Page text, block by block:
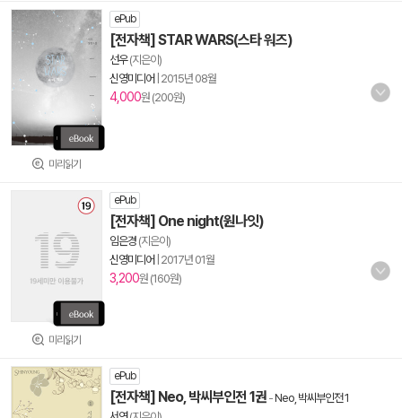
미리읽기
ePub
[전자책] STAR WARS(스타 워즈)
선우(지은이)
신영미디어 2015년 08월
4,000원 (200원)
미리읽기
ePub
[전자책] One night(원나잇)
임은경 (지은이)
신영미디어 2017년 01월
3,200원 (160원)
ePub
[전자책] Neo, 박씨부인전 1권 -Neo, 박씨부인전 1